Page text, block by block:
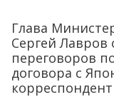
Глава
Сергей Лавров
переговоров
договора с